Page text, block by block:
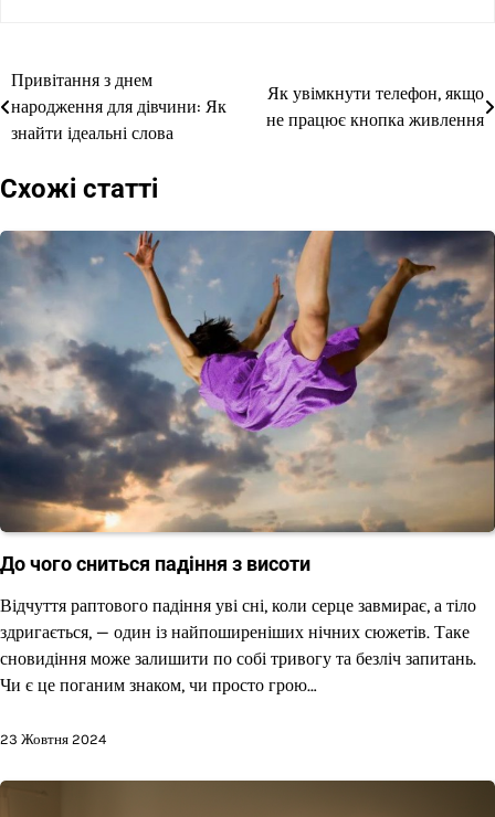
Навігація
записів
Привітання з днем
народження для дівчини: Як
знайти ідеальні слова
Як увімкнути телефон, якщо
не працює кнопка живлення
Схожі статті
До чого сниться падіння з висоти
Відчуття раптового падіння уві сні, коли серце завмирає, а тіло
здригається, — один із найпоширеніших нічних сюжетів. Таке
сновидіння може залишити по собі тривогу та безліч запитань.
Чи є це поганим знаком, чи просто грою…
23 Жовтня 2024